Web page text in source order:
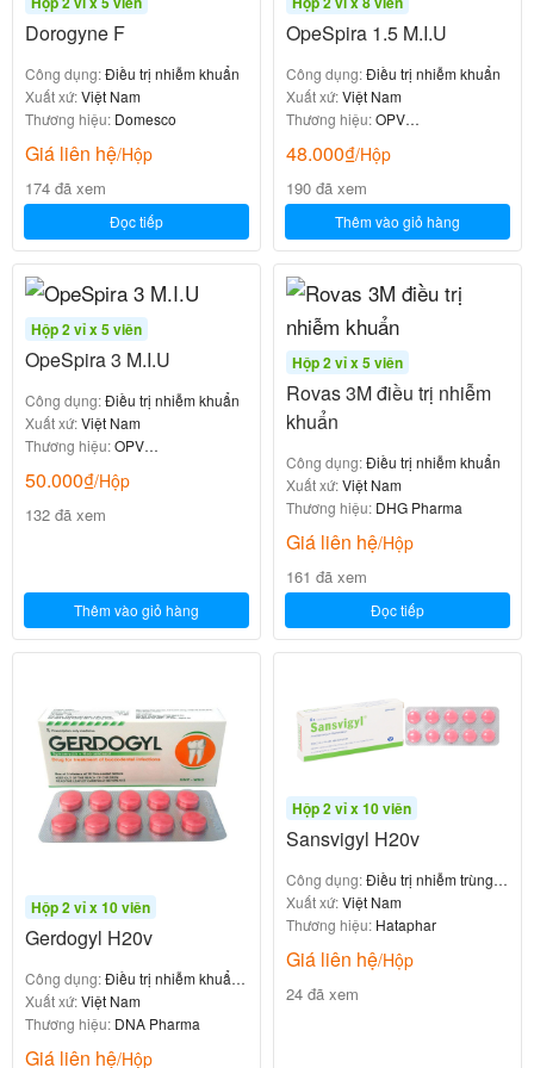
Dorogyne F
Công dụng:Điều trị nhiễm khuẩn
Xuất xứ:Việt Nam
Thương hiệu: Domesco
Giá liên hệ/Hộp
174 đã xem
Đọc tiếp
OpeSpira 1.5 M.I.U
Công dụng:Điều trị nhiễm khuẩn
Xuất xứ:Việt Nam
Thương hiệu:OPV
48.000₫/Hộp
190 đã xem
Thêm vào giỏ hàng
Hộp 2 vỉ x 5 viên
OpeSpira 3 M.I.U
Công dụng:Điều trị nhiễm khuẩn
Xuất xứ:Việt Nam
Thương hiệu:OPV
50.000₫/Hộp
132 đã xem
Thêm vào giỏ hàng
Hộp 2 vỉ x 5 viên
Rovas 3M điều trị nhiễm
khuẩn
Công dụng:Điều trị nhiễm khuẩn
Xuất xứ:Việt Nam
Thương hiệu: DHG Pharma
Giá liên hệ/Hộp
161 đã xem
Đọc tiếp
Hộp 2 vỉ x 10 viên
Gerdogyl H20v
Công dụng:Điều trị nhiễm khuẩn
răng miệng
Xuất xứ:Việt Nam
Thương hiệu: DNA Pharma
Giá liên hệ/Hộp
Hộp 2 vỉ x 10 viên
Sansvigyl H20v
Công dụng:Điều trị nhiễm trùng
răng miệng
Xuất xứ:Việt Nam
Thương hiệu: Hataphar
Giá liên hệ/Hộp
24 đã xem